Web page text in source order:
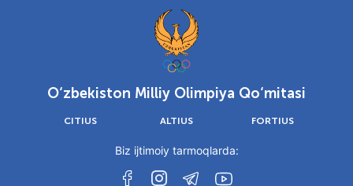
O‘zbekiston Milliy Olimpiya Qo‘mitasi
CITIUS ALTIUS FORTIUS
Biz ijtimoiy tarmoqlarda: